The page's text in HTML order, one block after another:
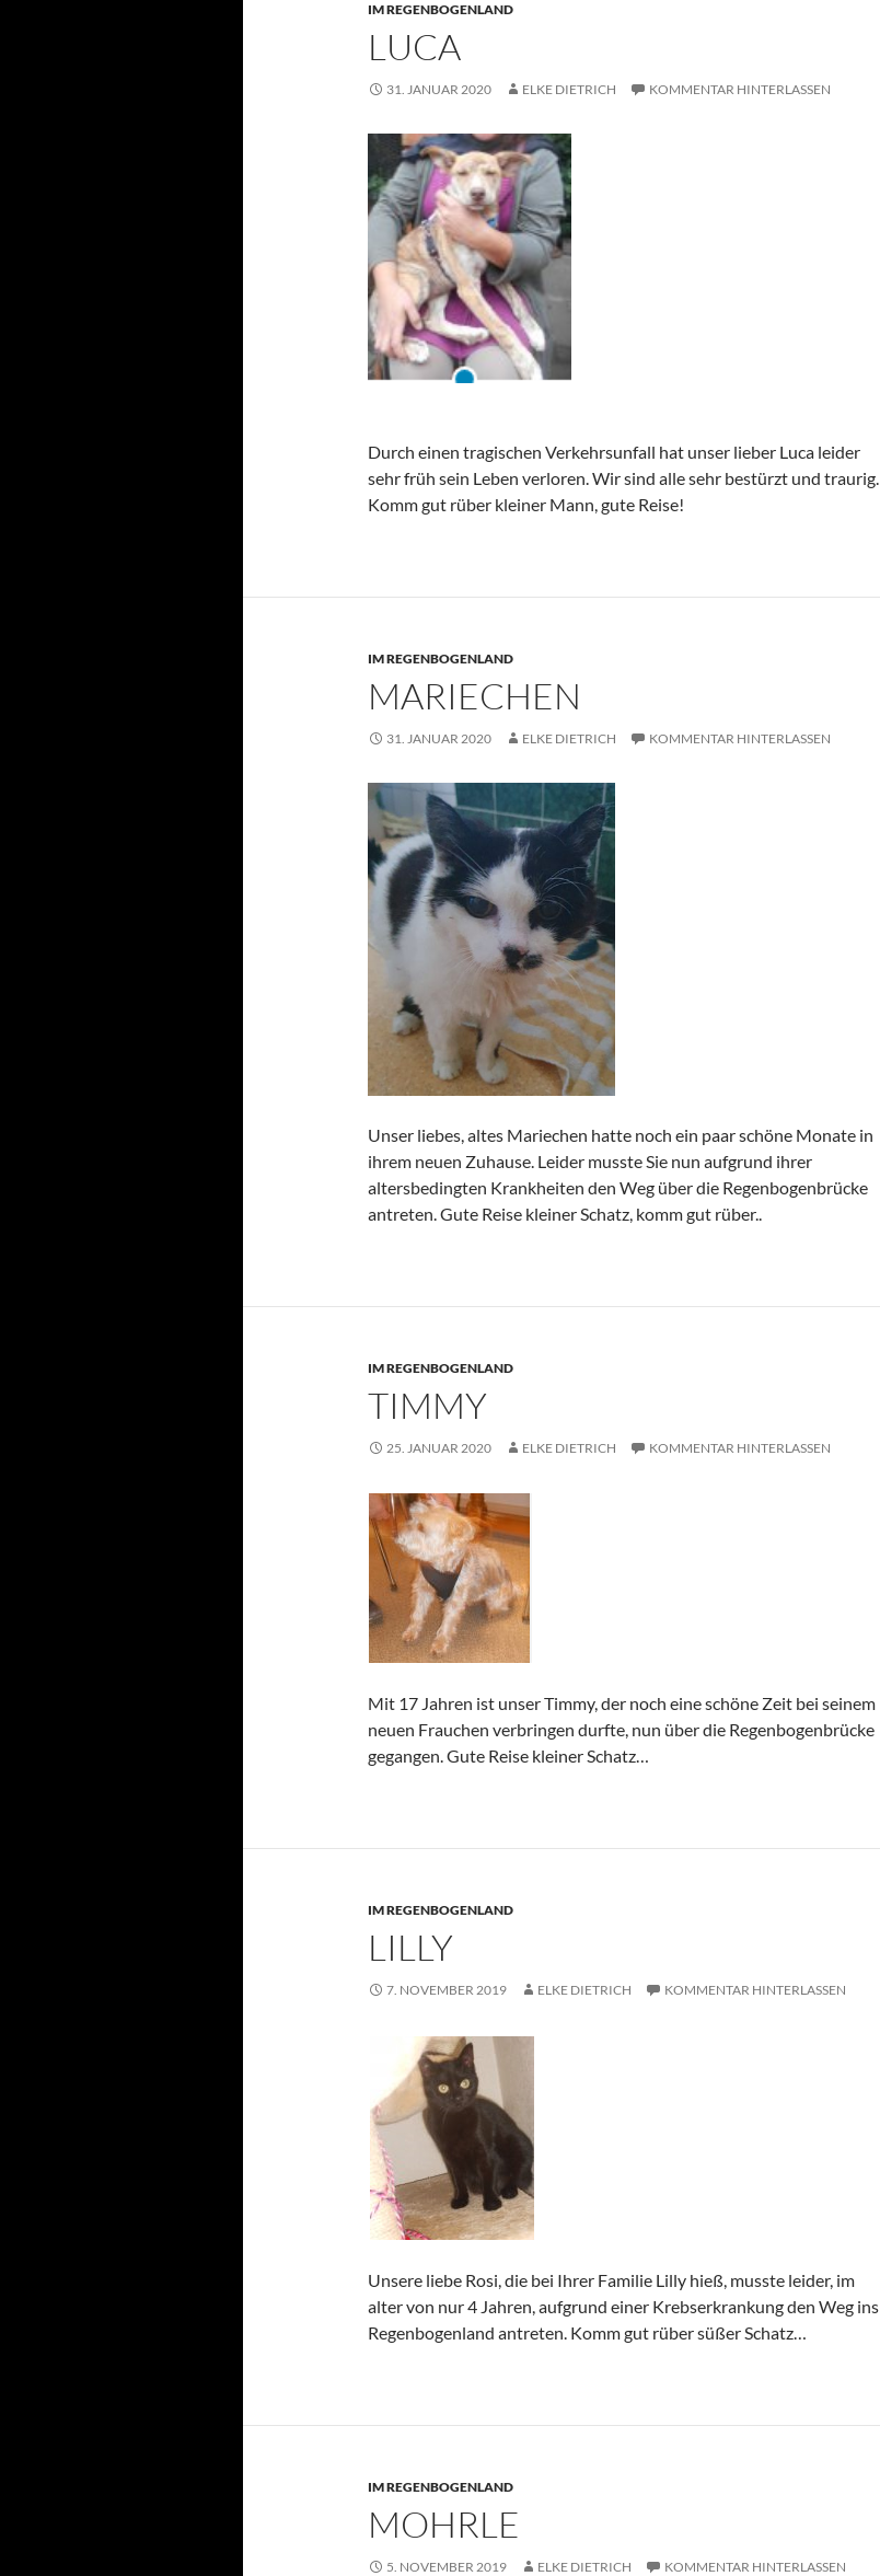
IM REGENBOGENLAND
LUCA
31. JANUAR 2020 ELKE DIETRICH KOMMENTAR HINTERLASSEN
Durch einen tragischen Verkehrsunfall hat unser lieber Luca leider
sehr früh sein Leben verloren. Wir sind alle sehr bestürzt und traurig.
Komm gut rüber kleiner Mann, gute Reise!
IM REGENBOGENLAND
MARIECHEN
31. JANUAR 2020 ELKE DIETRICH KOMMENTAR HINTERLASSEN
Unser liebes, altes Mariechen hatte noch ein paar schöne Monate in
ihrem neuen Zuhause. Leider musste Sie nun aufgrund ihrer
altersbedingten Krankheiten den Weg über die Regenbogenbrücke
antreten. Gute Reise kleiner Schatz, komm gut rüber..
IM REGENBOGENLAND
TIMMY
25. JANUAR 2020 ELKE DIETRICH KOMMENTAR HINTERLASSEN
Mit 17 Jahren ist unser Timmy, der noch eine schöne Zeit bei seinem
neuen Frauchen verbringen durfte, nun über die Regenbogenbrücke
gegangen. Gute Reise kleiner Schatz…
IM REGENBOGENLAND
LILLY
7. NOVEMBER 2019 ELKE DIETRICH KOMMENTAR HINTERLASSEN
Unsere liebe Rosi, die bei Ihrer Familie Lilly hieß, musste leider, im
alter von nur 4 Jahren, aufgrund einer Krebserkrankung den Weg ins
Regenbogenland antreten. Komm gut rüber süßer Schatz…
IM REGENBOGENLAND
MOHRLE
5. NOVEMBER 2019 ELKE DIETRICH KOMMENTAR HINTERLASSEN